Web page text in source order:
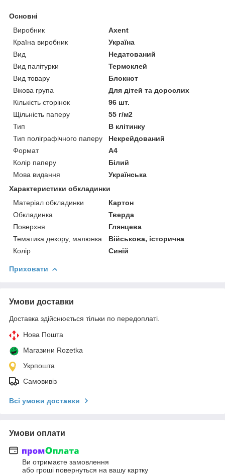
Основні
Виробник
Axent
Країна виробник
Україна
Вид
Недатований
Вид палітурки
Термоклей
Вид товару
Блокнот
Вікова група
Для дітей та дорослих
Кількість сторінок
96 шт.
Щільність паперу
55 г/м2
Тип
В клітинку
Тип поліграфічного паперу
Некрейдований
Формат
A4
Колір паперу
Білий
Мова видання
Українська
Характеристики обкладинки
Матеріал обкладинки
Картон
Обкладинка
Тверда
Поверхня
Глянцева
Тематика декору, малюнка
Військова, історична
Колір
Синій
Приховати
Умови доставки
Доставка здійснюється тільки по передоплаті.
Нова Пошта
Магазини Rozetka
Укрпошта
Самовивіз
Всі умови доставки
Умови оплати
Ви отримаєте замовлення
або гроші повернуться на вашу картку